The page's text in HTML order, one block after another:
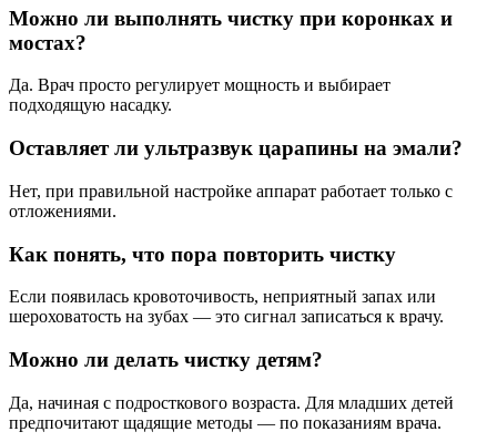
Можно ли выполнять чистку при коронках и
мостах?
Да. Врач просто регулирует мощность и выбирает
подходящую насадку.
Оставляет ли ультразвук царапины на эмали?
Нет, при правильной настройке аппарат работает только с
отложениями.
Как понять, что пора повторить чистку
Если появилась кровоточивость, неприятный запах или
шероховатость на зубах — это сигнал записаться к врачу.
Можно ли делать чистку детям?
Да, начиная с подросткового возраста. Для младших детей
предпочитают щадящие методы — по показаниям врача.